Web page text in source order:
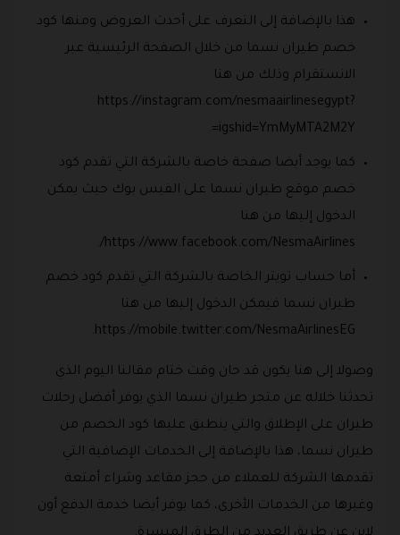
هذا بالإضافة إلى التعرف على أحدث العروض ومنها كود
خصم طيران نسما من خلال الصفحة الرئيسية عبر
الانستقرام وذلك من هنا
https://instagram.com/nesmaairlinesegypt?
igshid=YmMyMTA2M2Y=.
كما يوجد أيضا صفحة خاصة بالشركة التي تقدم كود
خصم موقع طيران نسما على الفيس بوك حيث يمكن
الدخول إليها من هنا
https://www.facebook.com/NesmaAirlines/.
أما حساب تويتر الخاصة بالشركة التي تقدم كود خصم
طيران نسما فيمكن الدخول إليها من هنا
https://mobile.twitter.com/NesmaAirlinesEG.
وصولا إلى هنا يكون قد حان وقت ختام مقالنا اليوم الذي
تحدثنا خلاله عن متجر طيران نسما الذي يوفر أفضل رحلات
طيران على الإطلاق والتي ينطبق عليها كود الخصم من
طيران نسما، هذا بالإضافة إلى الخدمات الإضافية التي
تقدمها الشركة للعملاء من حجز مقاعد وشراء أمتعة
وغيرها من الخدمات الأخرى، كما يوفر أيضا خدمة الدفع أون